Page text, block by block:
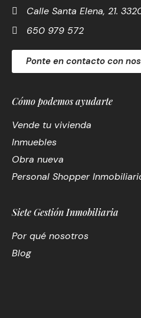
Siete Gestión Inmobiliaria
Por qué nosotros
Blog
Cómo podemos ayudarte
Vende tu vivienda
Inmuebles
Obra nueva
Personal Shopper
Calle Santa Elena, 21.
650 979 572
Ponte en contacto con